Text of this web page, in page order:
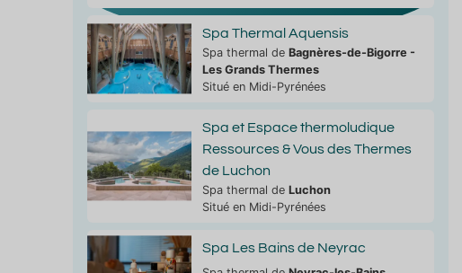
Spa Thermal Aquensis
Spa thermal de Bagnères-de-Bigorre -
Les Grands Thermes
Situé en Midi-Pyrénées
Spa et Espace thermoludique
Ressources & Vous des Thermes
de Luchon
Spa thermal de Luchon
Situé en Midi-Pyrénées
Spa Les Bains de Neyrac